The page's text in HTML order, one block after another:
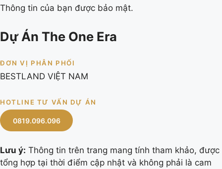
Thông tin của bạn được bảo mật.
Dự Án The One Era
ĐƠN VỊ PHÂN PHỐI
BESTLAND VIỆT NAM
HOTLINE TƯ VẤN DỰ ÁN
0819.096.096
Lưu ý: Thông tin trên trang mang tính tham khảo, được
tổng hợp tại thời điểm cập nhật và không phải là cam